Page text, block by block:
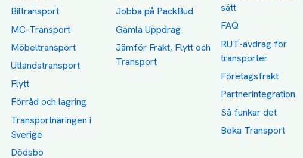
Biltransport
MC-Transport
Möbeltransport
Utlandstransport
Flytt
Förråd och lagring
Transportnäringen i
Sverige
Dödsbo
Jobba på PackBud
Gamla Uppdrag
Jämför Frakt, Flytt och
Transport
sätt
FAQ
RUT-avdrag för
transporter
Företagsfrakt
Partnerintegration
Så funkar det
Boka Transport